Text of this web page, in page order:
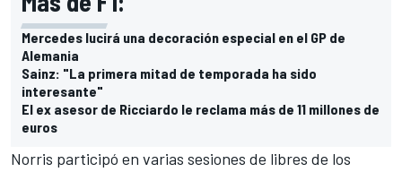
Mercedes lucirá una decoración especial en el GP de
Alemania
Sainz: "La primera mitad de temporada ha sido
interesante"
El ex asesor de Ricciardo le reclama más de 11 millones de
euros
Norris participó en varias sesiones de libres de los